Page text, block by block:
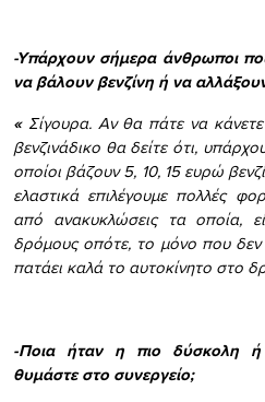
-Υπάρχουν σήμερα άνθρωποι
να βάλουν βενζίνη ή να
« Σίγουρα. Αν θα πάτε να
βενζινάδικο θα δείτε ότι,
οποίοι βάζουν 5, 10, 15 ευρώ
ελαστικά επιλέγουμε πολλές
από ανακυκλώσεις τα οποία,
δρόμους οπότε, το μόνο που δεν
πατάει καλά το αυτοκίνητο στο
-Ποια ήταν η πιο δύσκολη ή
θυμάστε στο συνεργείο;